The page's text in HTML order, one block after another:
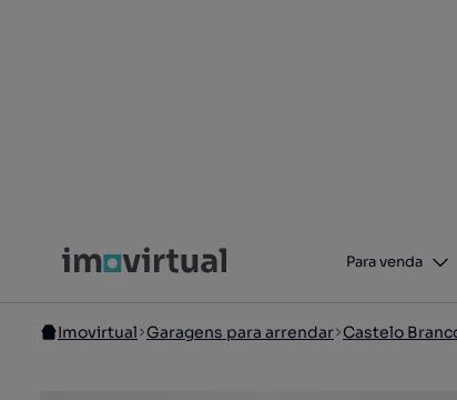
Para venda
Imovirtual Garagens para arrendar Castelo